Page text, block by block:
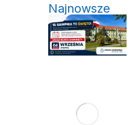
Najnowsze